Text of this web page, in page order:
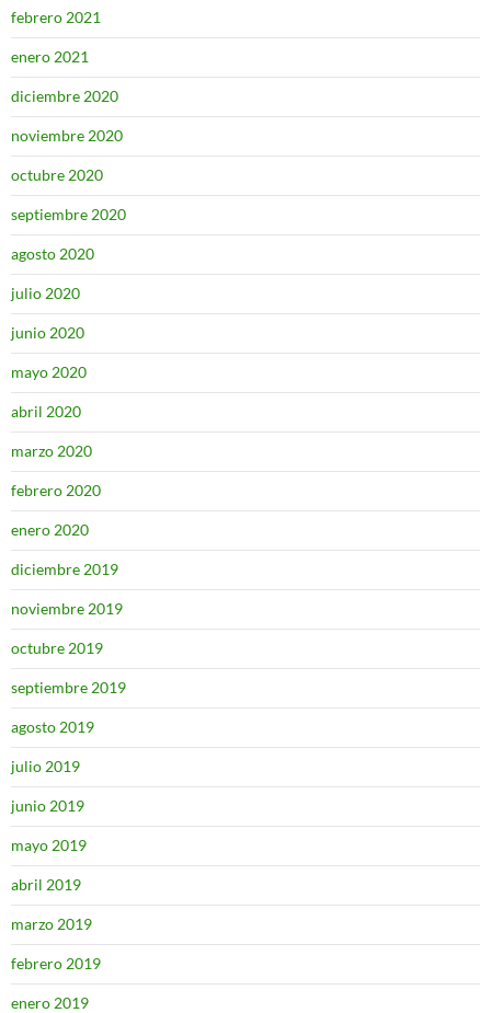
febrero 2021
enero 2021
diciembre 2020
noviembre 2020
octubre 2020
septiembre 2020
agosto 2020
julio 2020
junio 2020
mayo 2020
abril 2020
marzo 2020
febrero 2020
enero 2020
diciembre 2019
noviembre 2019
octubre 2019
septiembre 2019
agosto 2019
julio 2019
junio 2019
mayo 2019
abril 2019
marzo 2019
febrero 2019
enero 2019